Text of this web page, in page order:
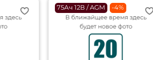
75Ач 12В / AGM -4%